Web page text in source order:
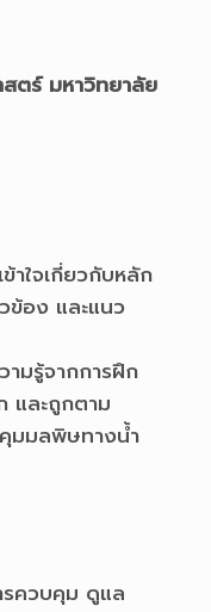
ตร์ มหาวิทยาลัย
าใจเกี่ยวกับหลัก
ข้อง และแนว
ามรู้จากการฝึก
และถูกตาม
มมลพิษทางน้ำ
ควบคุม ดูแล